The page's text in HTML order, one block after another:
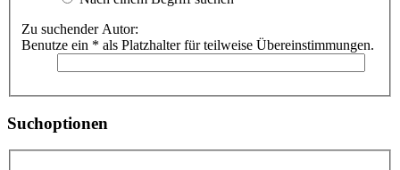
Zu suchender Autor:
Benutze ein * als Platzhalter für teilweise Übereinstimmungen.
Suchoptionen